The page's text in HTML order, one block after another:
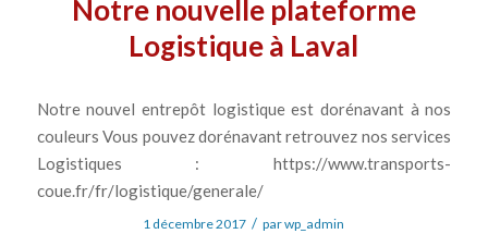
Notre nouvelle plateforme
Logistique à Laval
Notre nouvel entrepôt logistique est dorénavant à nos
couleurs Vous pouvez dorénavant retrouvez nos services
Logistiques : https://www.transports-
coue.fr/fr/logistique/generale/
1 décembre 2017 / parwp_admin